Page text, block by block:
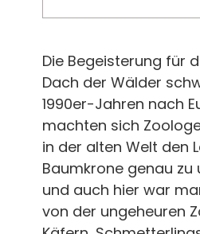
Die Begeisterung für
Dach der Wälder
1990er-Jahren nach
machten sich
in der alten Welt den
Baumkrone genau zu
und auch hier war
von der ungeheuren